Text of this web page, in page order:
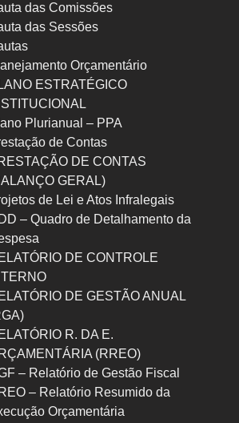
das Comissões
das Sessões
Orçamentário
ESTRATÉGICO
Plurianual – PPA
de Contas
DE CONTAS
GERAL)
de Lei e Atos Infralegais
– Quadro de Detalhamento da
DE CONTROLE
DE GESTÃO ANUAL
R. DA E.
(RREO)
– Relatório de Gestão Fiscal
– Relatório Resumido da
Orçamentária